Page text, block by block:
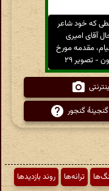
که خود شاعر
آقای امیری
مقدمه مورخ
گنجور
ترانه‌ها
روند بازدیدها